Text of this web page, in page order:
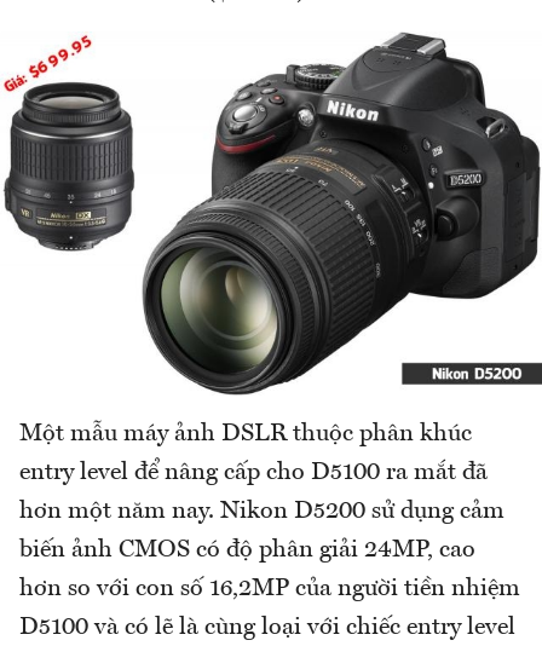
Một mẫu máy ảnh DSLR thuộc phân khúc
entry level để nâng cấp cho D5100 ra mắt đã
hơn một năm nay. Nikon D5200 sử dụng cảm
biến ảnh CMOS có độ phân giải 24MP, cao
hơn so với con số 16,2MP của người tiền nhiệm
D5100 và có lẽ là cùng loại với chiếc entry level